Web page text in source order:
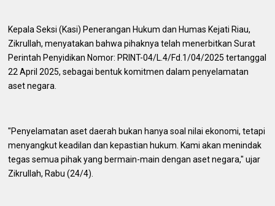
Kepala Seksi (Kasi) Penerangan Hukum dan Humas Kejati Riau,
Zikrullah, menyatakan bahwa pihaknya telah menerbitkan Surat
Perintah Penyidikan Nomor: PRINT-04/L.4/Fd.1/04/2025 tertanggal
22 April 2025, sebagai bentuk komitmen dalam penyelamatan
aset negara.
"Penyelamatan aset daerah bukan hanya soal nilai ekonomi, tetapi
menyangkut keadilan dan kepastian hukum. Kami akan menindak
tegas semua pihak yang bermain-main dengan aset negara," ujar
Zikrullah, Rabu (24/4).